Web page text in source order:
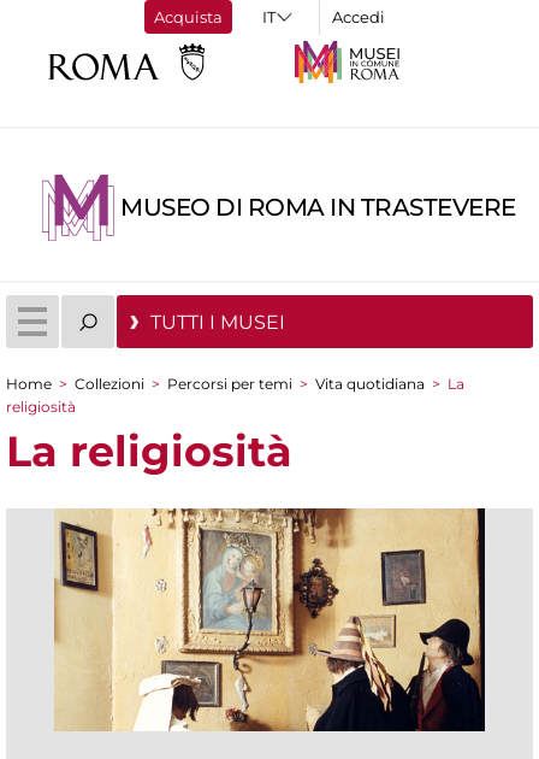
Acquista Accedi
MUSEO DI ROMA IN TRASTEVERE
TUTTI I MUSEI
Tu sei qui
Home > Collezioni > Percorsi per temi > Vita quotidiana > La
religiosità
La religiosità